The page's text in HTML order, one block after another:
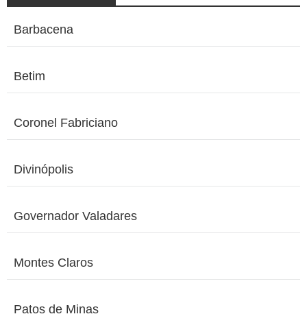
Barbacena
Betim
Coronel Fabriciano
Divinópolis
Governador Valadares
Montes Claros
Patos de Minas